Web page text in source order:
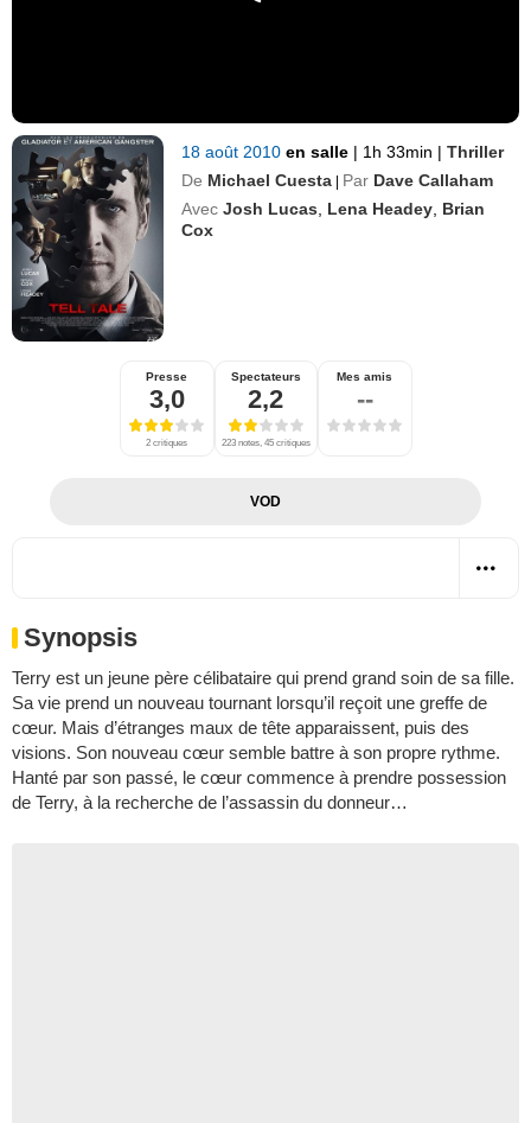
18 août 2010en salle | 1h 33min | Thriller
De Michael Cuesta | Par Dave Callaham
Avec Josh Lucas Lena Headey Brian
Cox
Presse
3,0
2 critiques
Spectateurs
2,2
223 notes, 45 critiques
Mes amis
--
VOD
Synopsis
Terry est un jeune père célibataire qui prend grand soin de sa fille.
Sa vie prend un nouveau tournant lorsqu’il reçoit une greffe de
cœur. Mais d’étranges maux de tête apparaissent, puis des
visions. Son nouveau cœur semble battre à son propre rythme.
Hanté par son passé, le cœur commence à prendre possession
de Terry, à la recherche de l’assassin du donneur…